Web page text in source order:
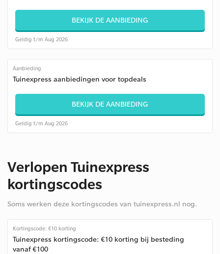
BEKIJK DE AANBIEDING
Geldig t/m Aug 2026
Aanbieding
Tuinexpress aanbiedingen voor topdeals
BEKIJK DE AANBIEDING
Geldig t/m Aug 2026
Verlopen Tuinexpress
kortingscodes
Soms werken deze kortingscodes van tuinexpress.nl nog.
Kortingscode: €10 korting
Tuinexpress kortingscode: €10 korting bij besteding
vanaf €100